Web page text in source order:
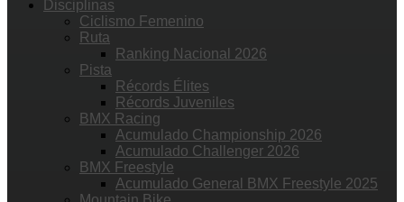
Disciplinas
Ciclismo Femenino
Ruta
Ranking Nacional 2026
Pista
Récords Élites
Récords Juveniles
BMX Racing
Acumulado Championship 2026
Acumulado Challenger 2026
BMX Freestyle
Acumulado General BMX Freestyle 2025